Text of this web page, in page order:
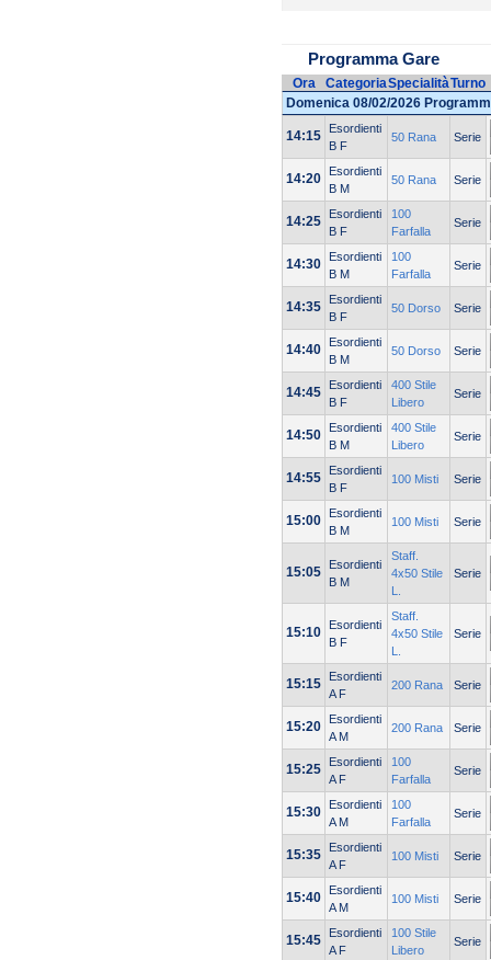
Programma Gare
Ora CategoriaSpecialitàTurno
Domenica 08/02/2026
14:15
Esordienti
B F
50 Rana Serie
14:20
Esordienti
B M
50 Rana Serie
14:25
Esordienti
B F
100
Farfalla
Serie
14:30
Esordienti
B M
100
Farfalla
Serie
14:35
Esordienti
B F
50 Dorso Serie
14:40
Esordienti
B M
50 Dorso Serie
14:45
Esordienti
B F
400 Stile
Libero
Serie
14:50
Esordienti
B M
400 Stile
Libero
Serie
14:55
Esordienti
B F
100 Misti Serie
15:00
Esordienti
B M
100 Misti Serie
15:05
Esordienti
B M
Staff.
4x50 Stile
L.
Serie
15:10
Esordienti
B F
Staff.
4x50 Stile
L.
Serie
15:15
Esordienti
A F
200 Rana Serie
15:20
Esordienti
A M
200 Rana Serie
15:25
Esordienti
A F
100
Farfalla
Serie
15:30
Esordienti
A M
100
Farfalla
Serie
15:35
Esordienti
A F
100 Misti Serie
15:40
Esordienti
A M
100 Misti Serie
15:45
Esordienti
A F
100 Stile
Libero
Serie